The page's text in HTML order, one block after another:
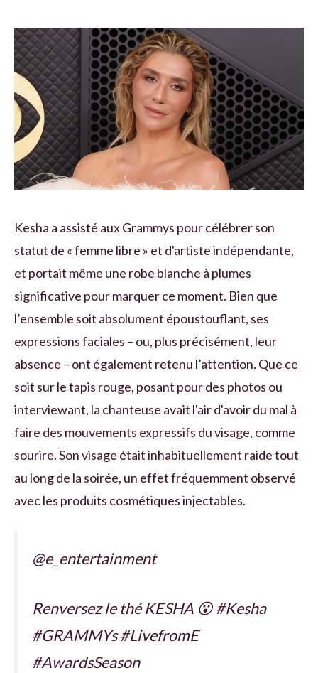
Kesha a assisté aux Grammys pour célébrer son
statut de « femme libre » et d'artiste indépendante,
et portait même une robe blanche à plumes
significative pour marquer ce moment. Bien que
l’ensemble soit absolument époustouflant, ses
expressions faciales – ou, plus précisément, leur
absence – ont également retenu l’attention. Que ce
soit sur le tapis rouge, posant pour des photos ou
interviewant, la chanteuse avait l'air d'avoir du mal à
faire des mouvements expressifs du visage, comme
sourire. Son visage était inhabituellement raide tout
au long de la soirée, un effet fréquemment observé
avec les produits cosmétiques injectables.
@e_entertainment
Renversez le thé KESHA 😮 #Kesha
#GRAMMYs #LivefromE
#AwardsSeason